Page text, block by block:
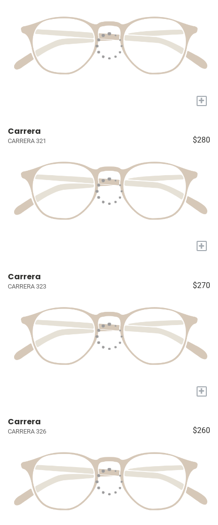
+
Carrera
CARRERA 321 $280
+
Carrera
CARRERA 323 $270
+
Carrera
CARRERA 326 $260